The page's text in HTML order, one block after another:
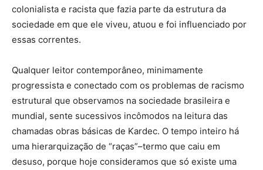
colonialista e racista que fazia parte da estrutura da
sociedade em que ele viveu, atuou e foi influenciado por
essas correntes.
Qualquer leitor contemporâneo, minimamente
progressista e conectado com os problemas de racismo
estrutural que observamos na sociedade brasileira e
mundial, sente sucessivos incômodos na leitura das
chamadas obras básicas de Kardec. O tempo inteiro há
uma hierarquização de “raças”–termo que caiu em
desuso, porque hoje consideramos que só existe uma